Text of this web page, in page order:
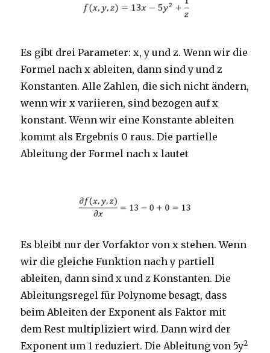
Es gibt drei Parameter: x, y und z. Wenn wir die
Formel nach x ableiten, dann sind y und z
Konstanten. Alle Zahlen, die sich nicht ändern,
wenn wir x variieren, sind bezogen auf x
konstant. Wenn wir eine Konstante ableiten
kommt als Ergebnis 0 raus. Die partielle
Ableitung der Formel nach x lautet
Es bleibt nur der Vorfaktor von x stehen. Wenn
wir die gleiche Funktion nach y partiell
ableiten, dann sind x und z Konstanten. Die
Ableitungsregel für Polynome besagt, dass
beim Ableiten der Exponent als Faktor mit
dem Rest multipliziert wird. Dann wird der
Exponent um 1 reduziert. Die Ableitung von 5y2